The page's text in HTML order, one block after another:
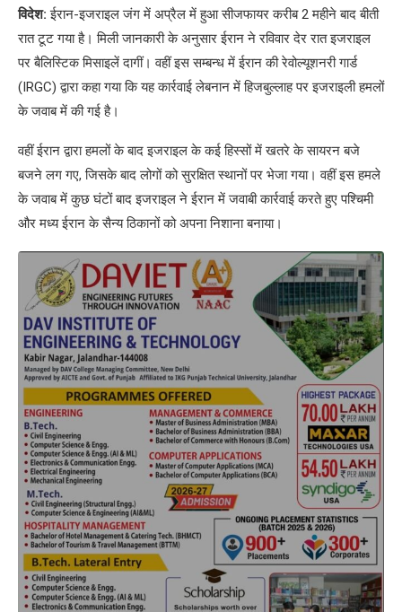
विदेश:ईरान-इजराइल जंग में अप्रैल में हुआ सीजफायर करीब 2 महीने बाद बीती
रात टूट गया है। मिली जानकारी के अनुसार ईरान ने रविवार देर रात इजराइल
पर बैलिस्टिक मिसाइलें दागीं। वहीं इस सम्बन्ध में ईरान की रेवोल्यूशनरी गार्ड
(IRGC) द्वारा कहा गया कि यह कार्रवाई लेबनान में हिजबुल्लाह पर इजराइली हमलों
के जवाब में की गई है।
वहीं ईरान द्वारा हमलों के बाद इजराइल के कई हिस्सों में खतरे के सायरन बजे
बजने लग गए, जिसके बाद लोगों को सुरक्षित स्थानों पर भेजा गया। वहीं इस हमले
के जवाब में कुछ घंटों बाद इजराइल ने ईरान में जवाबी कार्रवाई करते हुए पश्चिमी
और मध्य ईरान के सैन्य ठिकानों को अपना निशाना बनाया।